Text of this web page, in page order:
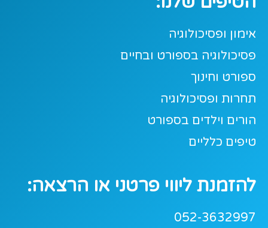
אימון ופסיכולוגיה
פסיכולוגיה בספורט ובחיים
ספורט וחינוך
תחרות ופסיכולוגיה
הורים וילדים בספורט
טיפים כלליים
להזמנת ליווי פרטני או הרצאה:
052-3632997